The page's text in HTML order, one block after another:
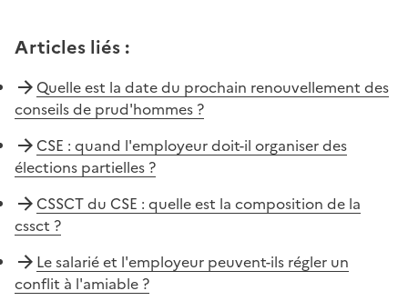
Articles liés :
Quelle est la date du prochain renouvellement des
conseils de prud'hommes ?
CSE : quand l'employeur doit-il organiser des
élections partielles ?
CSSCT du CSE : quelle est la composition de la
cssct ?
Le salarié et l'employeur peuvent-ils régler un
conflit à l'amiable ?